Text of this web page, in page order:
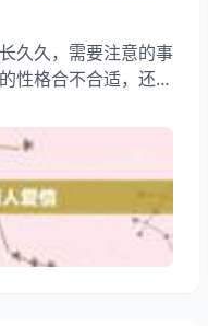
久久，需要注意的事
性格合不合适，还需
种东西真的是太重要
一起肯定不会长久
字笔画数测两人爱
内容吧！ 名字笔画
天成 你们是如此的
”他已经开始叹惜。